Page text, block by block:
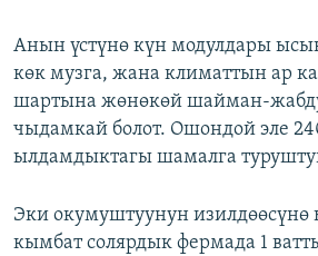
Анын үстүнө күн модулдары
көк музга, жана климаттын ар
шартына жөнөкөй шайман-
чыдамкай болот. Ошондой эле
ылдамдыктагы шамалга
Эки окумуштуунун изилдөөсүнө
кымбат солярдык фермада 1